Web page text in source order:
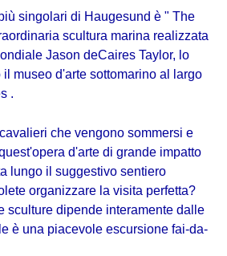
singolari di Haugesund è " The
scultura marina realizzata
Jason deCaires Taylor, lo
museo d'arte sottomarino al largo
.
che vengono sommersi e
d'arte di grande impatto
lungo il suggestivo sentiero
organizzare la visita perfetta?
sculture dipende interamente dalle
è una piacevole escursione fai-da-